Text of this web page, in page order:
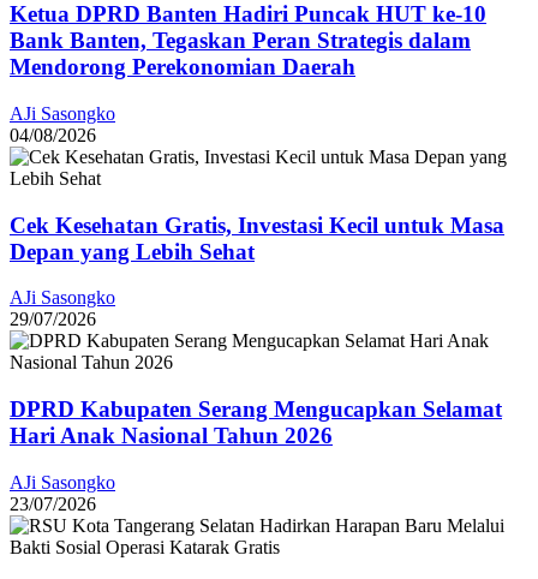
Ketua DPRD Banten Hadiri Puncak HUT ke-10
Bank Banten, Tegaskan Peran Strategis dalam
Mendorong Perekonomian Daerah
AJi Sasongko
04/08/2026
Cek Kesehatan Gratis, Investasi Kecil untuk Masa
Depan yang Lebih Sehat
AJi Sasongko
29/07/2026
DPRD Kabupaten Serang Mengucapkan Selamat
Hari Anak Nasional Tahun 2026
AJi Sasongko
23/07/2026